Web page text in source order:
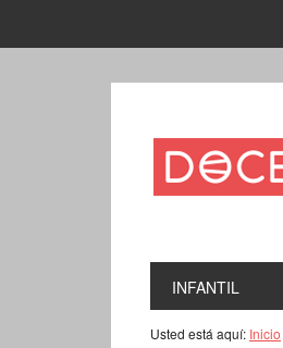
INFANTIL
Usted está aquí: Inicio